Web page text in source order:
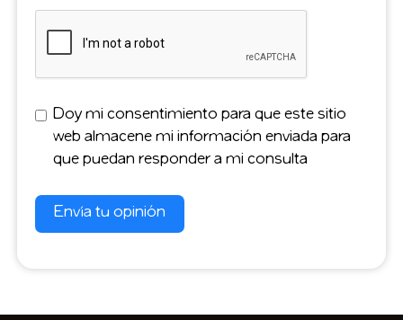
Doy mi consentimiento para que este sitio
web almacene mi información enviada para
que puedan responder a mi consulta
Envía tu opinión